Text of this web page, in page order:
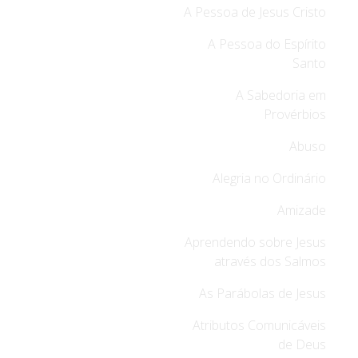
A Pessoa de Jesus Cristo
A Pessoa do Espírito
Santo
A Sabedoria em
Provérbios
Abuso
Alegria no Ordinário
Amizade
Aprendendo sobre Jesus
através dos Salmos
As Parábolas de Jesus
Atributos Comunicáveis
de Deus